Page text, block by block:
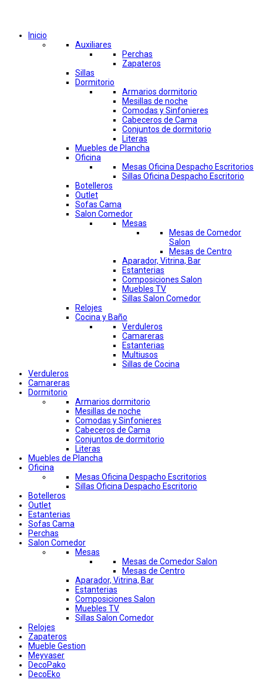
Inicio
Auxiliares
Perchas
Zapateros
Sillas
Dormitorio
Armarios dormitorio
Mesillas de noche
Comodas y Sinfonieres
Cabeceros de Cama
Conjuntos de dormitorio
Literas
Muebles de Plancha
Oficina
Mesas Oficina Despacho Escritorios
Sillas Oficina Despacho Escritorio
Botelleros
Outlet
Sofas Cama
Salon Comedor
Mesas
Mesas de Comedor
Salon
Mesas de Centro
Aparador, Vitrina, Bar
Estanterias
Composiciones Salon
Muebles TV
Sillas Salon Comedor
Relojes
Cocina y Baño
Verduleros
Camareras
Estanterias
Multiusos
Sillas de Cocina
Verduleros
Camareras
Dormitorio
Armarios dormitorio
Mesillas de noche
Comodas y Sinfonieres
Cabeceros de Cama
Conjuntos de dormitorio
Literas
Muebles de Plancha
Oficina
Mesas Oficina Despacho Escritorios
Sillas Oficina Despacho Escritorio
Botelleros
Outlet
Estanterias
Sofas Cama
Perchas
Salon Comedor
Mesas
Mesas de Comedor Salon
Mesas de Centro
Aparador, Vitrina, Bar
Estanterias
Composiciones Salon
Muebles TV
Sillas Salon Comedor
Relojes
Zapateros
Mueble Gestion
Meyvaser
DecoPako
DecoEko